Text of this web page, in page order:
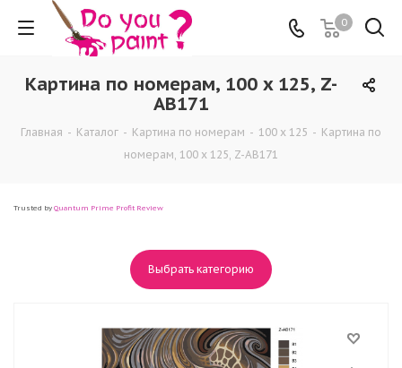
0
Картина по номерам, 100 x 125, Z-
AB171
Главная - Каталог - Картина по номерам - 100 x 125 - Картина по
номерам, 100 x 125, Z-AB171
Trusted by Quantum Prime Profit Review
Выбрать категорию